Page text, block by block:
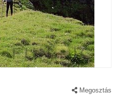
Megosztás